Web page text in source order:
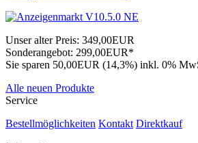
Unser alter Preis: 349,00EUR
Sonderangebot: 299,00EUR*
Sie sparen 50,00EUR (14,3%) inkl. 0%
Alle neuen Produkte
Service
Bestellmöglichkeiten Kontakt Direktkauf